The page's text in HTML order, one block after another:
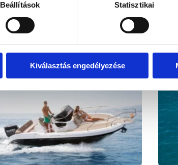
Beállítások Statisztikai
Kiválasztás engedélyezése
EZ IS ÉRDEKELHET